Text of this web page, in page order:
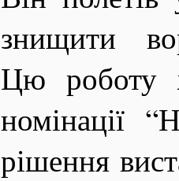
знищити
Цю роботу
номінації
рішення